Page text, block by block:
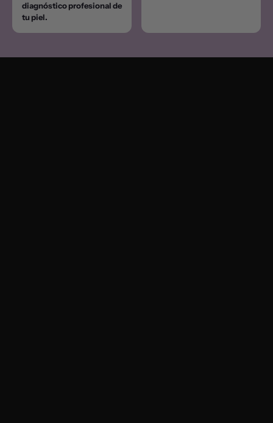
diagnóstico profesional de
tu piel.